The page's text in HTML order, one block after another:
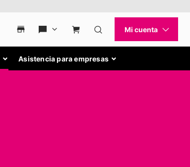
Asistencia para empresas